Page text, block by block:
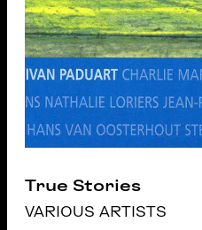
True Stories
VARIOUS ARTISTS